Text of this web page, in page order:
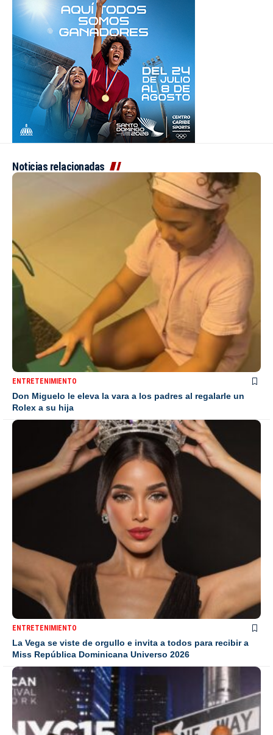
Noticias relacionadas
ENTRETENIMIENTO
Don Miguelo le eleva la vara a los padres al regalarle un
Rolex a su hija
ENTRETENIMIENTO
La Vega se viste de orgullo e invita a todos para recibir a
Miss República Dominicana Universo 2026